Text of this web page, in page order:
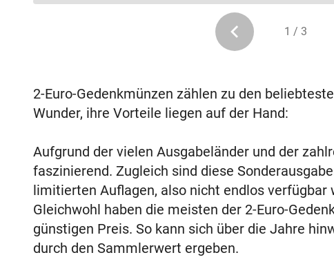
1 / 3
2-Euro-Gedenkmünzen zählen zu den
Wunder, ihre Vorteile liegen auf der Hand:
Aufgrund der vielen Ausgabeländer und der
faszinierend. Zugleich sind diese
limitierten Auflagen, also nicht endlos verfügbar
Gleichwohl haben die meisten der 2-Euro-
günstigen Preis. So kann sich über die Jahre
durch den Sammlerwert ergeben.